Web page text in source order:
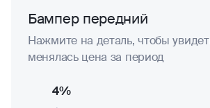
Бампер передний
Нажмите на деталь, чтобы
менялась цена за период
4%